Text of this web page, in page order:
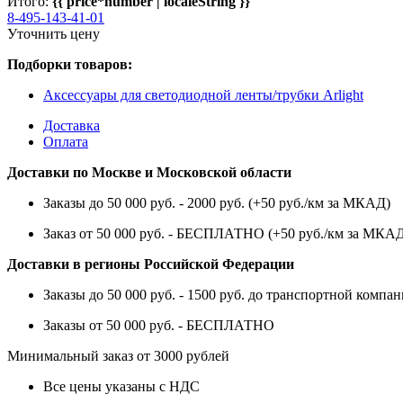
8-495-143-41-01
Уточнить цену
Подборки товаров:
Аксессуары для светодиодной ленты/трубки Arlight
Доставка
Оплата
Доставки по Москве и Московской области
Заказы до 50 000 руб. - 2000 руб. (+50 руб./км за МКАД)
Заказ от 50 000 руб. - БЕСПЛАТНО (+50 руб./км за
Доставки в регионы Российской Федерации
Заказы до 50 000 руб. - 1500 руб. до транспортной
Заказы от 50 000 руб. - БЕСПЛАТНО
Минимальный заказ от 3000 рублей
Все цены указаны с НДС